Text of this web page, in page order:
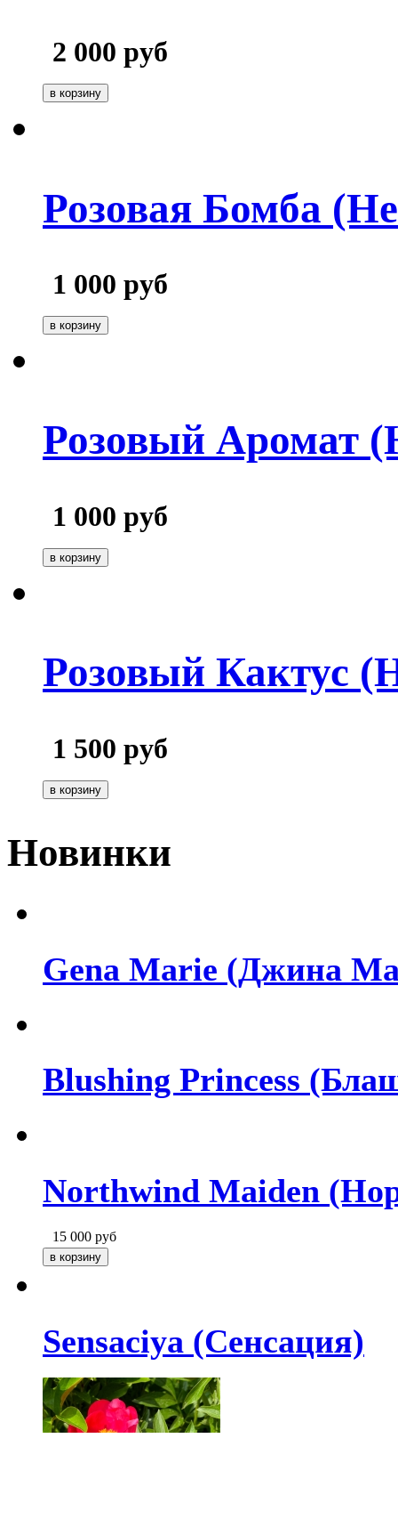
2 000 руб
Розовая Бомба
1 000 руб
Розовый Аромат
1 000 руб
Розовый Кактус
1 500 руб
Новинки
Gena Marie (Джина
Blushing Princess
Northwind Maiden
15 000 руб
Sensaciya (Сенсация)